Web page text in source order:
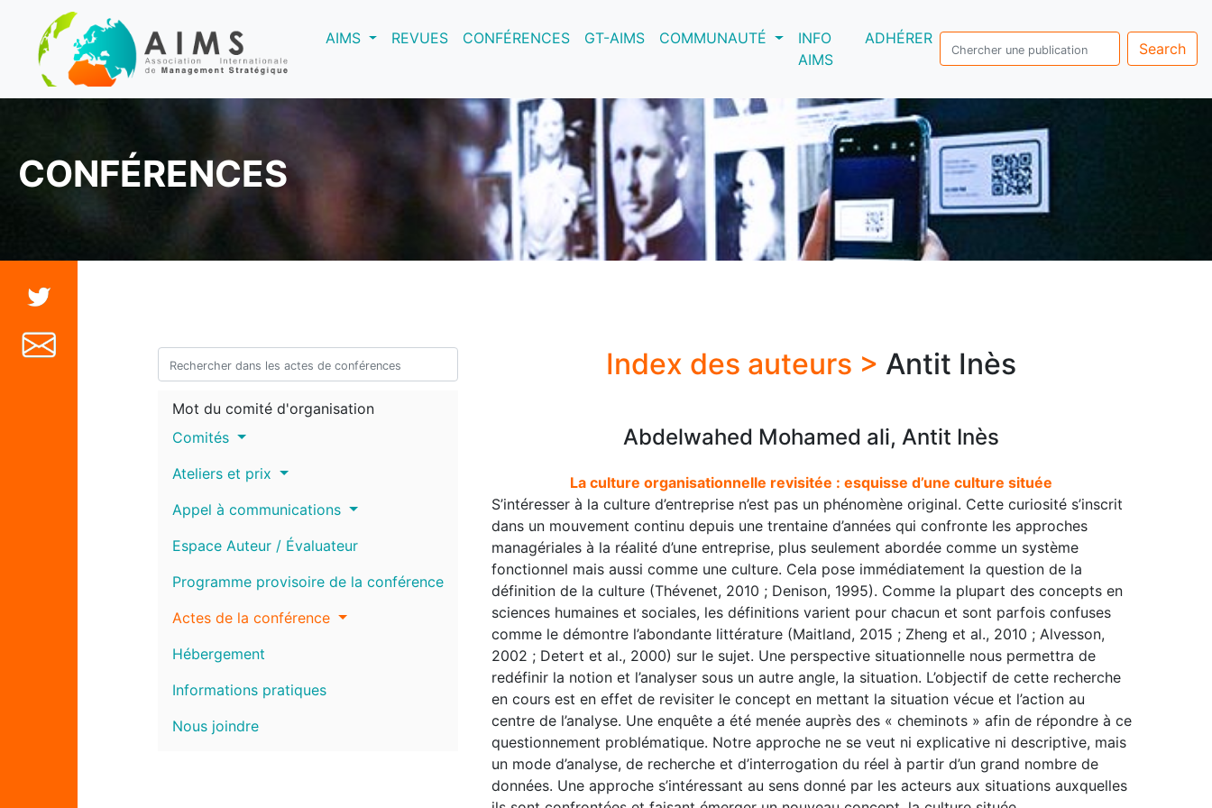
AIMS(current)REVUES CONFÉRENCES GT-AIMS COMMUNAUTÉ
INFO
AIMS
ADHÉRER
Search
CONFÉRENCES
Mot du comité d'organisation
Comités
Ateliers et prix
Appel à communications
Espace Auteur / Évaluateur
Programme provisoire de la conférence
Actes de la conférence
Hébergement
Informations pratiques
Nous joindre
Index des auteurs > Antit Inès
Abdelwahed Mohamed ali, Antit Inès
La culture organisationnelle revisitée : esquisse d’une culture située
S’intéresser à la culture d’entreprise n’est pas un phénomène original. Cette curiosité s’inscrit
dans un mouvement continu depuis une trentaine d’années qui confronte les approches
managériales à la réalité d’une entreprise, plus seulement abordée comme un système
fonctionnel mais aussi comme une culture. Cela pose immédiatement la question de la
définition de la culture (Thévenet, 2010 ; Denison, 1995). Comme la plupart des concepts en
sciences humaines et sociales, les définitions varient pour chacun et sont parfois confuses
comme le démontre l’abondante littérature (Maitland, 2015 ; Zheng et al., 2010 ; Alvesson,
2002 ; Detert et al., 2000) sur le sujet. Une perspective situationnelle nous permettra de
redéfinir la notion et l’analyser sous un autre angle, la situation. L’objectif de cette recherche
en cours est en effet de revisiter le concept en mettant la situation vécue et l’action au
centre de l’analyse. Une enquête a été menée auprès des « cheminots » afin de répondre à ce
questionnement problématique. Notre approche ne se veut ni explicative ni descriptive, mais
un mode d’analyse, de recherche et d’interrogation du réel à partir d’un grand nombre de
données. Une approche s’intéressant au sens donné par les acteurs aux situations auxquelles